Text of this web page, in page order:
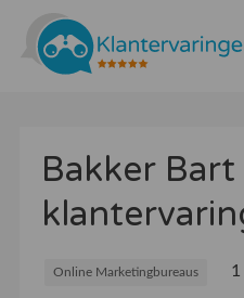
Tarieven
Bedrijven
Over ons
Bakker
Online Marketingbureaus